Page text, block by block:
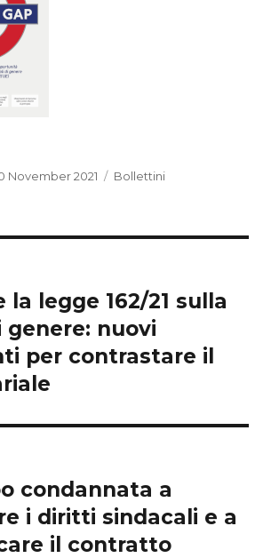
November 2021 Categories
Bollettini
la legge 162/21 sulla
genere: nuovi
per contrastare il
condannata a
i diritti sindacali e a
il contratto